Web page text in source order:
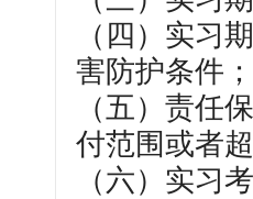
（四）实习
害防护条件；
（五）责任
付范围或者
（六）实习